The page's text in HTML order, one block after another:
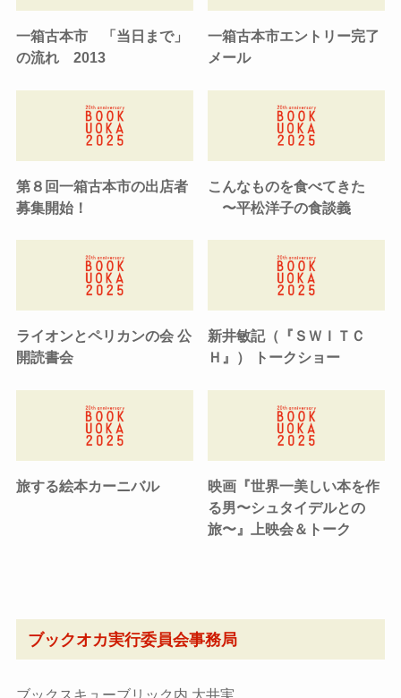
一箱古本市 「当日まで」
の流れ 2013
一箱古本市エントリー完了
メール
第８回一箱古本市の出店者
募集開始！
こんなものを食べてきた
〜平松洋子の食談義
ライオンとペリカンの会 公
開読書会
新井敏記（『ＳＷＩＴＣ
Ｈ』） トークショー
旅する絵本カーニバル
映画『世界一美しい本を作
る男〜シュタイデルとの
旅〜』上映会＆トーク
ブックオカ実行委員会事務局
ブックスキューブリック内 大井実